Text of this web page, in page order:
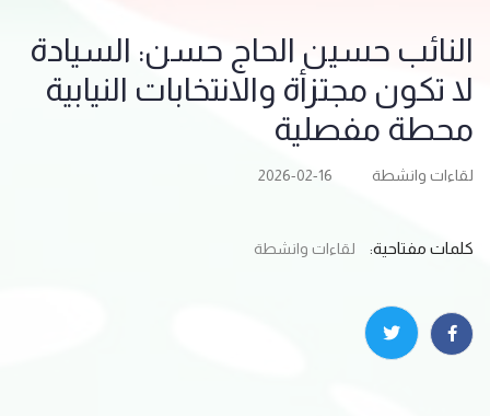
النائب حسين الحاج حسن: السيادة
لا تكون مجتزأة والانتخابات النيابية
محطة مفصلية
لقاءات وانشطة 2026-02-16
كلمات مفتاحية: لقاءات وانشطة